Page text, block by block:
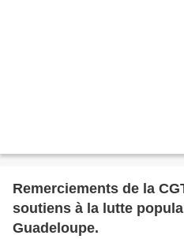
Remerciements de la
soutiens à la lutte
Guadeloupe.